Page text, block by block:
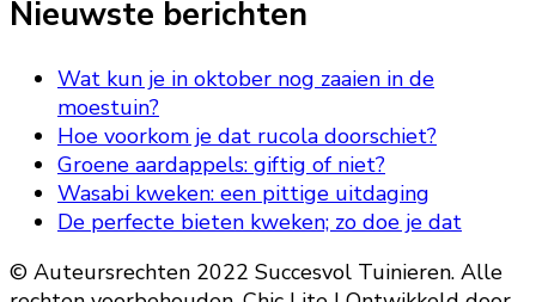
iets?
Nieuwste berichten
Wat kun je in oktober nog zaaien in de
moestuin?
Hoe voorkom je dat rucola doorschiet?
Groene aardappels: giftig of niet?
Wasabi kweken: een pittige uitdaging
De perfecte bieten kweken; zo doe je dat
© Auteursrechten 2022 Succesvol Tuinieren. Alle